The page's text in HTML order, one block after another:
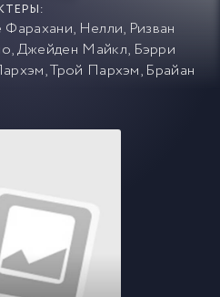
Фарахани, Нелли, Ризван
,Джейден Майкл, Бэрри
,Трой Пархэм, Брайан